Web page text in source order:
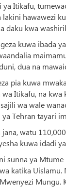
ya Itikafu,
lakini hawawezi
daku kwa
kuwa ibada
dua na
pia kuwa
wa Itikafu, na
wa wale
Tehran tayari
jana, watu
kuwa idadi
sunna ya
katika
Mungu.